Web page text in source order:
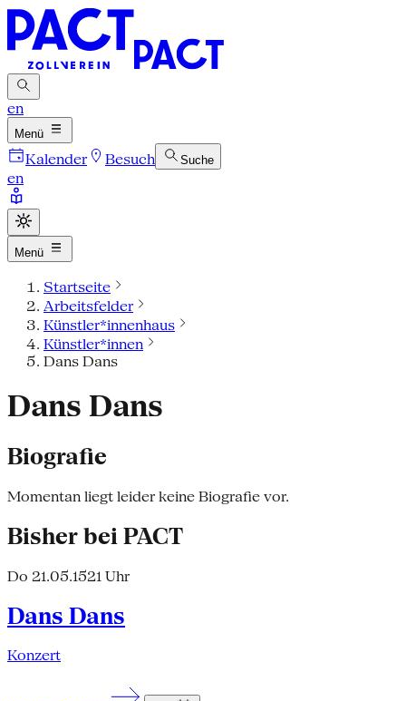
en
Menü
Kalender Besuch Suche
en
Menü
Startseite
Arbeitsfelder
Künstler*innenhaus
Künstler*innen
Dans Dans
Dans Dans
Biografie
Momentan liegt leider keine Biografie vor.
Bisher bei PACT
Do 21.05.1521 Uhr
Dans Dans
Konzert